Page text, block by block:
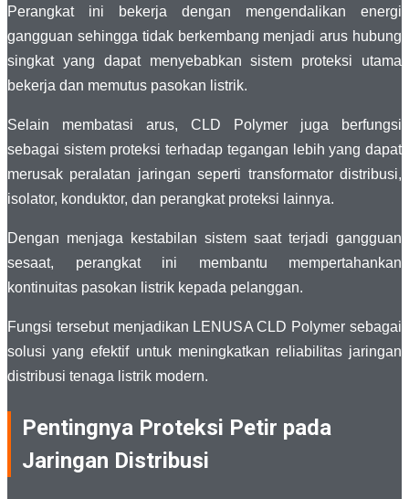
Perangkat ini bekerja dengan mengendalikan energi
gangguan sehingga tidak berkembang menjadi arus hubung
singkat yang dapat menyebabkan sistem proteksi utama
bekerja dan memutus pasokan listrik.
Selain membatasi arus, CLD Polymer juga berfungsi
sebagai sistem proteksi terhadap tegangan lebih yang dapat
merusak peralatan jaringan seperti transformator distribusi,
isolator, konduktor, dan perangkat proteksi lainnya.
Dengan menjaga kestabilan sistem saat terjadi gangguan
sesaat, perangkat ini membantu mempertahankan
kontinuitas pasokan listrik kepada pelanggan.
Fungsi tersebut menjadikan LENUSA CLD Polymer sebagai
solusi yang efektif untuk meningkatkan reliabilitas jaringan
distribusi tenaga listrik modern.
Pentingnya Proteksi Petir pada
Jaringan Distribusi